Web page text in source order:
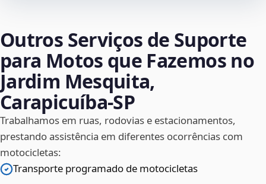
Outros Serviços de Suporte
para Motos que Fazemos no
Jardim Mesquita,
Carapicuíba‑SP
Trabalhamos em ruas, rodovias e estacionamentos,
prestando assistência em diferentes ocorrências com
motocicletas:
Transporte programado de motocicletas